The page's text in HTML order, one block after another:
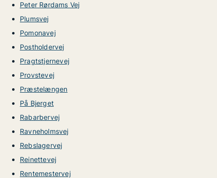
Peter Rørdams Vej
Plumsvej
Pomonavej
Postholdervej
Pragtstjernevej
Provstevej
Præstelængen
På Bjerget
Rabarbervej
Ravneholmsvej
Rebslagervej
Reinettevej
Rentemestervej